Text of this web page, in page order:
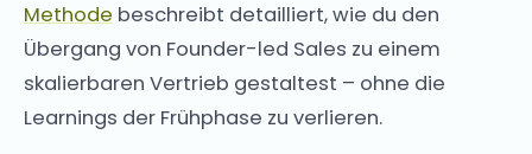
Methode beschreibt detailliert, wie du den
Übergang von Founder-led Sales zu einem
skalierbaren Vertrieb gestaltest – ohne die
Learnings der Frühphase zu verlieren.